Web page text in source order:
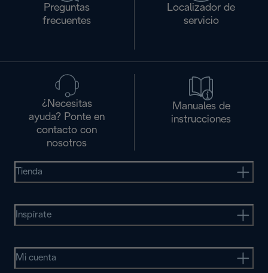
Preguntas
frecuentes
Localizador de
servicio
¿Necesitas
ayuda? Ponte en
contacto con
nosotros
Manuales de
instrucciones
Tienda
Inspírate
Mi cuenta